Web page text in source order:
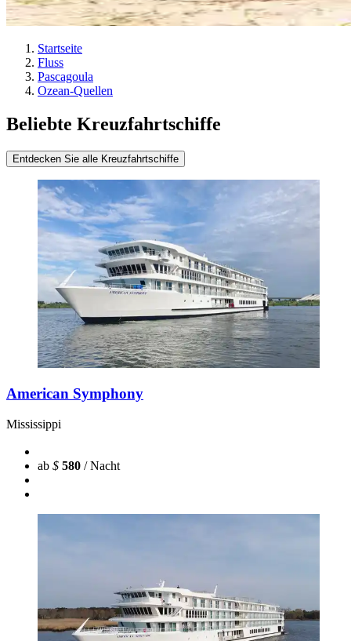
Startseite
Fluss
Pascagoula
Ozean-Quellen
Beliebte Kreuzfahrtschiffe
Entdecken Sie alle Kreuzfahrtschiffe
American Symphony
Mississippi
ab $ 580 / Nacht